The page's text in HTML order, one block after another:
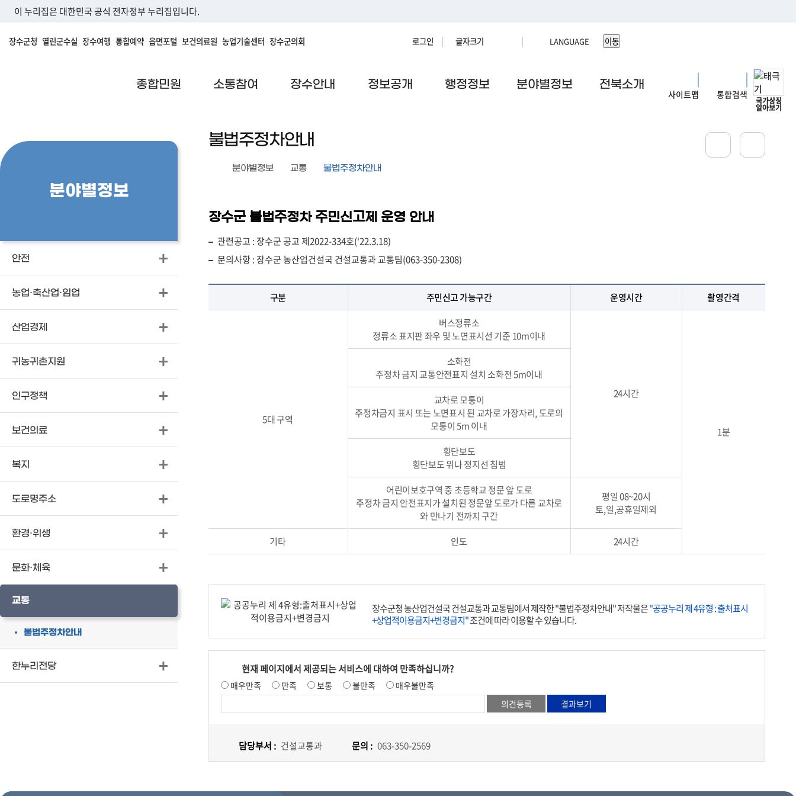
이 누리집은 대한민국 공식 전자정부 누리집입니다.
장수군청 열린군수실 장수여행 통합예약 읍면포털 보건의료원 농업기술센터 장수군의회 로그인 글자크기 이동
종합민원 소통참여 장수안내 정보공개 행정정보 분야별정보 전북소개
사이트맵 통합검색
국가상징
알아보기
분야별정보
안전
농업·축산업·임업
산업경제
귀농귀촌지원
인구정책
보건의료
복지
도로명주소
환경·위생
문화·체육
교통
불법주정차안내
한누리전당
불법주정차안내
분야별정보 교통 불법주정차안내
장수군 불법주정차 주민신고제 운영 안내
관련공고 : 장수군 공고 제2022-334호(‘22.3.18)
문의사항 : 장수군 농산업건설국 건설교통과 교통팀(063-350-2308)
구분 주민신고 가능구간 운영시간 촬영간격
5대 구역
버스정류소
정류소 표지판 좌우 및 노면표시선 기준 10m이내
24시간
1분
소화전
주정차 금지 교통안전표지 설치 소화전 5m이내
교차로 모퉁이
주정차금지 표시 또는 노면표시 된 교차로 가장자리, 도로의
모퉁이 5m 이내
횡단보도
횡단보도 위나 정지선 침범
어린이보호구역 중 초등학교 정문 앞 도로
주정차 금지 안전표지가 설치된 정문앞 도로가 다른 교차로
와 만나기 전까지 구간
평일 08~20시
토,일,공휴일제외
기타 인도 24시간
장수군청 농산업건설국 건설교통과 교통팀에서 제작한 "불법주정차안내" 저작물은"공공누리 제 4유형 : 출처표시
+상업적이용금지+변경금지"조건에 따라 이용할 수 있습니다.
현재 페이지에서 제공되는 서비스에 대하여 만족하십니까?
매우만족 만족 보통 불만족 매우불만족
담당부서 : 건설교통과 문의 : 063-350-2569